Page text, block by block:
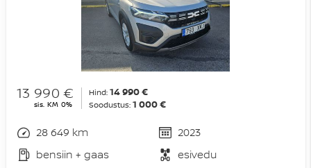
13 990 €
sis. KM 0%
Hind: 14 990 €
Soodustus: 1 000 €
28 649 km
2023
bensiin + gaas
esivedu